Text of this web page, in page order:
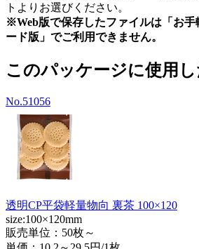
トよりお選びください。
※Web版で保存したファイルは「お手
ード版」でご利用できません。
このパッケージに使用
No.51056
透明CP平袋軽量物向 裏茶 100×120
size:100×120mm
販売単位：50枚～